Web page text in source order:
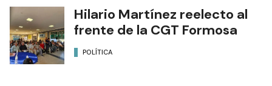
Hilario Martínez reelecto al
frente de la CGT Formosa
POLÍTICA